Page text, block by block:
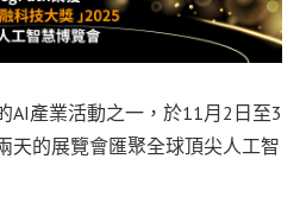
AI產業活動之一，於11月2日至3
天的展覽會匯聚全球頂尖人工智